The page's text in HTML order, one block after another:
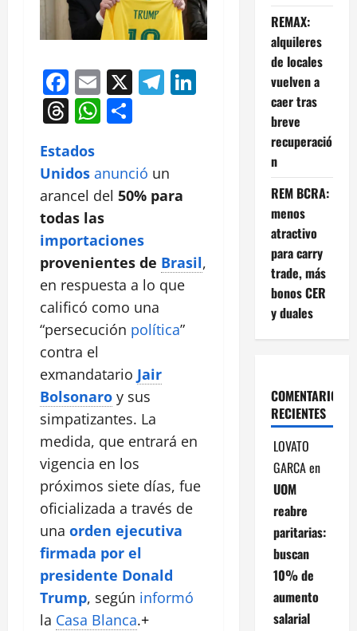
Facebook
Email
X Telegram
LinkedIn
Threads
WhatsApp
Estados
Unidos anunció un
arancel del 50% para
todas las
importaciones
provenientes de Brasil,
en respuesta a lo que
calificó como una
“persecución política”
contra el
exmandatario Jair
Bolsonaro y sus
simpatizantes. La
medida, que entrará en
vigencia en los
próximos siete días, fue
oficializada a través de
una orden ejecutiva
firmada por el
presidente Donald
Trump, según informó
la Casa Blanca.+
REMAX:
alquileres
de locales
vuelven a
caer tras
breve
recuperació
n
REM BCRA:
menos
atractivo
para carry
trade, más
bonos CER
y duales
COMENTARIOS
RECIENTES
LOVATO
GARCAen
UOM
reabre
paritarias:
buscan
10% de
aumento
salarial